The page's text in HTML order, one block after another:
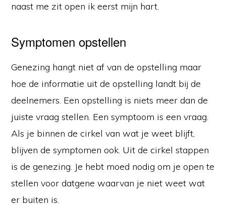
naast me zit open ik eerst mijn hart.
Symptomen opstellen
Genezing hangt niet af van de opstelling maar
hoe de informatie uit de opstelling landt bij de
deelnemers. Een opstelling is niets meer dan de
juiste vraag stellen. Een symptoom is een vraag.
Als je binnen de cirkel van wat je weet blijft,
blijven de symptomen ook. Uit de cirkel stappen
is de genezing. Je hebt moed nodig om je open te
stellen voor datgene waarvan je niet weet wat
er buiten is.